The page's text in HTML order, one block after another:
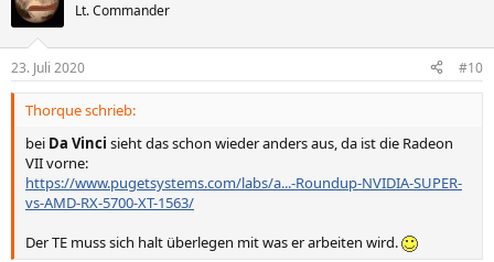
Lt. Commander
23. Juli 2020 #10
Thorque schrieb:
bei Da Vinci sieht das schon wieder anders aus, da ist die Radeon
VII vorne:
https://www.pugetsystems.com/labs/a...-Roundup-NVIDIA-SUPER-
vs-AMD-RX-5700-XT-1563/
Der TE muss sich halt überlegen mit was er arbeiten wird.